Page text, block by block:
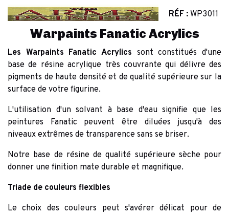
RÉF : WP3011
Warpaints Fanatic Acrylics
Les Warpaints Fanatic Acrylics sont constitués d'une
base de résine acrylique très couvrante qui délivre des
pigments de haute densité et de qualité supérieure sur la
surface de votre figurine.
L'utilisation d'un solvant à base d'eau signifie que les
peintures Fanatic peuvent être diluées jusqu'à des
niveaux extrêmes de transparence sans se briser.
Notre base de résine de qualité supérieure sèche pour
donner une finition mate durable et magnifique.
Triade de couleurs flexibles
Le choix des couleurs peut s'avérer délicat pour de